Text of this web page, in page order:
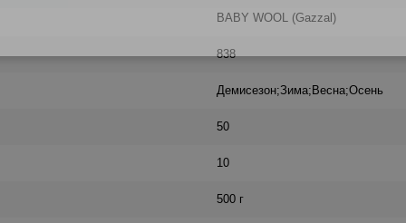
BABY WOOL (Gazzal)
838
Демисезон;Зима;Весна;Осень
50
10
500 г